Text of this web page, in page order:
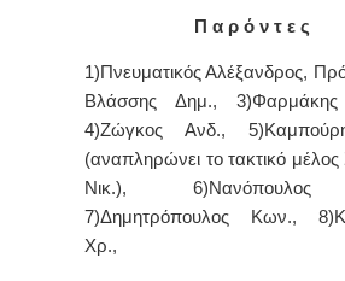
Π α ρ ό ν τ ε ς
1)Πνευματικός Αλέξανδρος,
Βλάσσης Δημ., 3)
4)Ζώγκος Ανδ.,
(αναπληρώνει το τακτικό μέλος
Νικ.),
7)Δημητρόπουλος Κων., 8
Χρ.,